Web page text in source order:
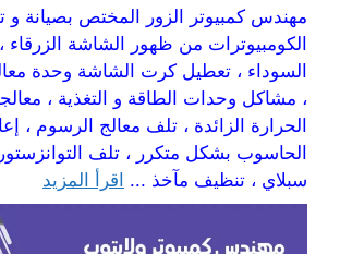
مهندس كمبيوتر الزور المختص بصيانة و
الكومبيوترات من ظهور الشاشة
السوداء ، تعطيل كرت الشاشة وحدة
، مشاكل وحدات الطاقة و التغذية ،
الحرارة الزائدة ، تلف معالج الرسوم ،
الحاسوب بشكل متكرر ، تلف التوانزستور
سبلاي ، تنظيف مآخذ ... اقرأ المزيد